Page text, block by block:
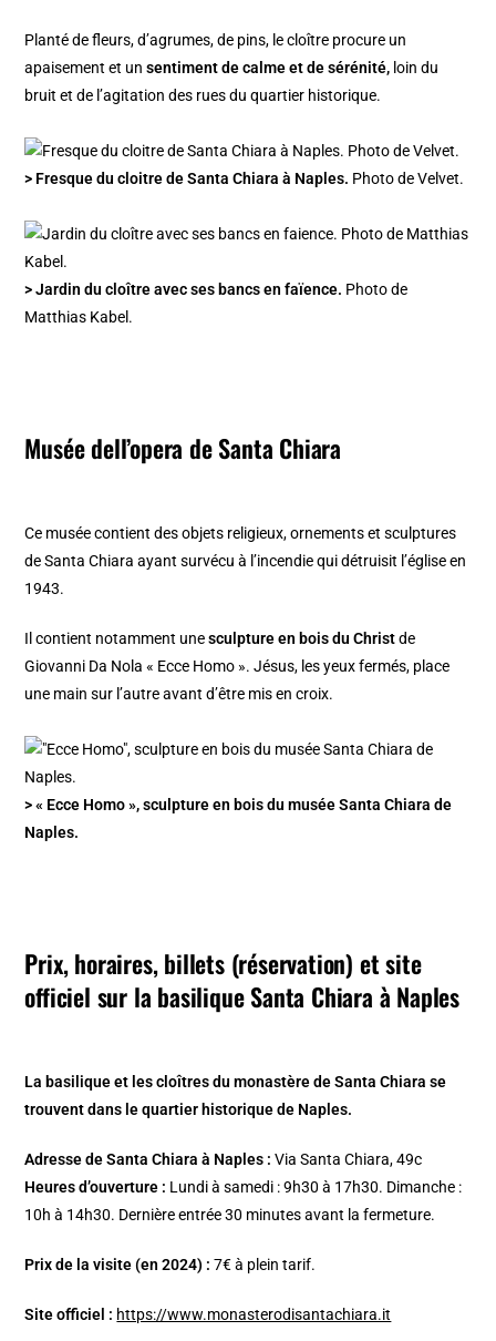
Planté de fleurs, d’agrumes, de pins, le cloître procure un
apaisement et unsentiment de calme et de sérénité, loin du
bruit et de l’agitation des rues du quartier historique.
> Fresque du cloitre de Santa Chiara à Naples. Photo de Velvet.
> Jardin du cloître avec ses bancs en faïence. Photo de
Matthias Kabel.
Musée dell’opera de Santa Chiara
Ce musée contient des objets religieux, ornements et sculptures
de Santa Chiara ayant survécu à l’incendie qui détruisit l’église en
1943.
Il contient notamment unesculpture en bois du Christde
Giovanni Da Nola « Ecce Homo ». Jésus, les yeux fermés, place
une main sur l’autre avant d’être mis en croix.
> « Ecce Homo », sculpture en bois du musée Santa Chiara de
Naples.
Prix, horaires, billets (réservation) et site
officiel sur la basilique Santa Chiara à Naples
La basilique et les cloîtres du monastère de Santa Chiara se
trouvent dans le quartier historique de Naples.
Adresse de Santa Chiara à Naples : Via Santa Chiara, 49c
Heures d’ouverture : Lundi à samedi : 9h30 à 17h30. Dimanche :
10h à 14h30. Dernière entrée 30 minutes avant la fermeture.
Prix de la visite (en 2024) : 7€ à plein tarif.
Site officiel : https://www.monasterodisantachiara.it